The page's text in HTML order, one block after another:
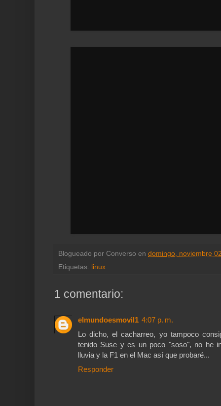
Blogueado por Converso en domingo, noviembre
Etiquetas: linux
1 comentario:
elmundoesmovil1 4:07 p. m.
Lo dicho, el cacharreo, yo tampoco
tenido Suse y es un poco "soso", no he
lluvia y la F1 en el Mac así que probaré...
Responder